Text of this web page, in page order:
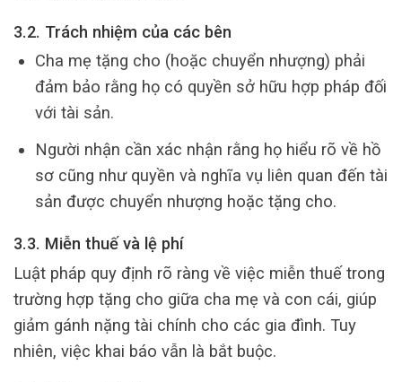
3.2. Trách nhiệm của các bên
Cha mẹ tặng cho (hoặc chuyển nhượng) phải
đảm bảo rằng họ có quyền sở hữu hợp pháp đối
với tài sản.
Người nhận cần xác nhận rằng họ hiểu rõ về hồ
sơ cũng như quyền và nghĩa vụ liên quan đến tài
sản được chuyển nhượng hoặc tặng cho.
3.3. Miễn thuế và lệ phí
Luật pháp quy định rõ ràng về việc miễn thuế trong
trường hợp tặng cho giữa cha mẹ và con cái, giúp
giảm gánh nặng tài chính cho các gia đình. Tuy
nhiên, việc khai báo vẫn là bắt buộc.